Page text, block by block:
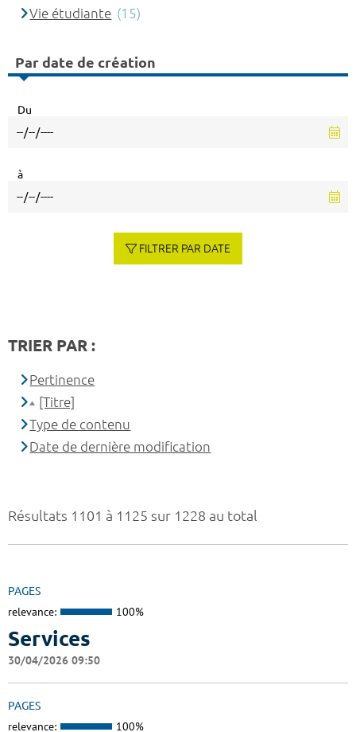
Résultats 1101 à 1125 sur 1228 au total
PAGES
relevance: 100%
Services
30/04/2026 09:50
PAGES
relevance: 100%
Vie étudiante (15)
Par date de création
Du
à
FILTRER PAR DATE
TRIER PAR :
Pertinence
[Titre]
Type de contenu
Date de dernière modification